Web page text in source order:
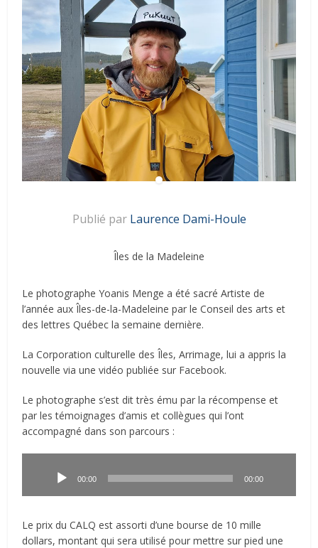
Publié par Laurence Dami-Houle
Îles de la Madeleine
Le photographe Yoanis Menge a été sacré Artiste de
l’année aux Îles-de-la-Madeleine par le Conseil des arts et
des lettres Québec la semaine dernière.
La Corporation culturelle des Îles, Arrimage, lui a appris la
nouvelle via une vidéo publiée sur Facebook.
Le photographe s’est dit très ému par la récompense et
par les témoignages d’amis et collègues qui l’ont
accompagné dans son parcours :
00:00 00:00
Le prix du CALQ est assorti d’une bourse de 10 mille
dollars, montant qui sera utilisé pour mettre sur pied une